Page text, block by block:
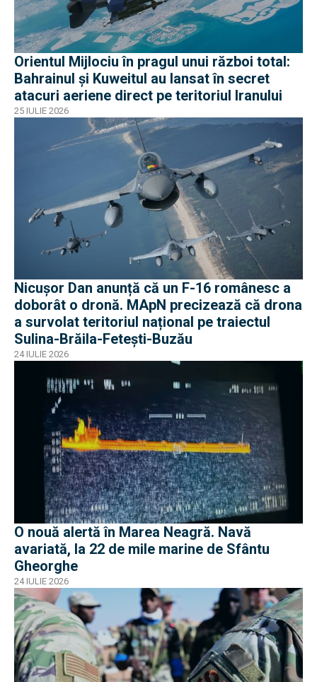
Orientul Mijlociu în pragul unui război total:
Bahrainul și Kuweitul au lansat în secret
atacuri aeriene direct pe teritoriul Iranului
25 IULIE 2026
Nicușor Dan anunță că un F-16 românesc a
doborât o dronă. MApN precizează că drona
a survolat teritoriul național pe traiectul
Sulina-Brăila-Fetești-Buzău
24 IULIE 2026
O nouă alertă în Marea Neagră. Navă
avariată, la 22 de mile marine de Sfântu
Gheorghe
24 IULIE 2026